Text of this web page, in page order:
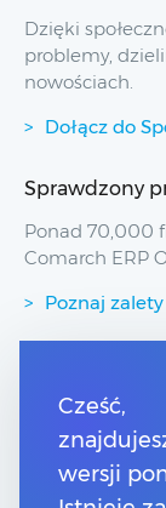
Dzięki
problemy,
nowościach.
Dołącz do
Sprawdzony
Ponad 70,000
Comarch ERP
Poznaj
Przydatne linki
Spis treści
Pomoc
Pomoc
Cześć,
wersji